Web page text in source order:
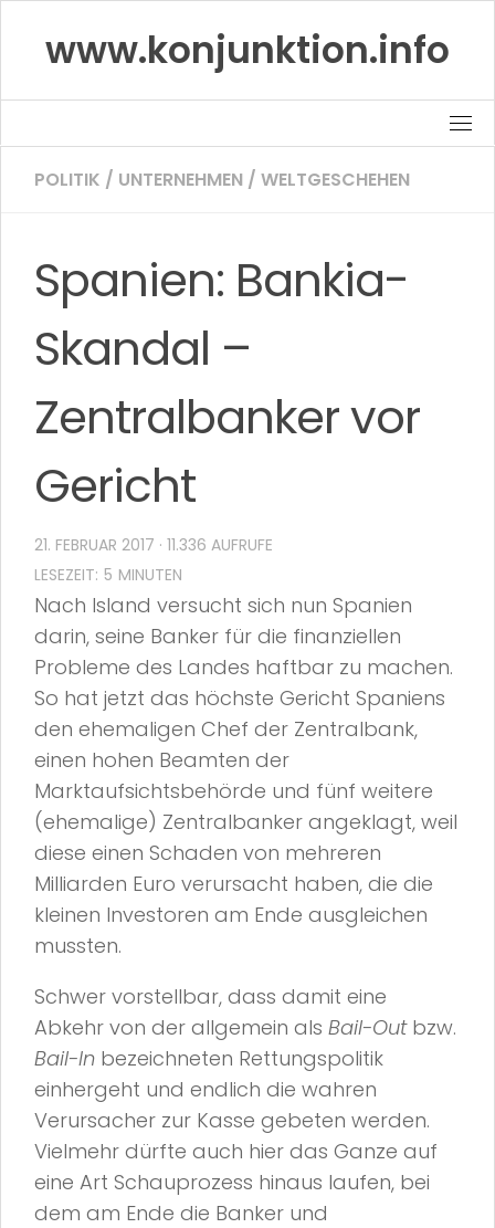
contentwww.konjunktion.info
POLITIK / UNTERNEHMEN / WELTGESCHEHEN
Spanien: Bankia-
Skandal –
Zentralbanker vor
Gericht
21. FEBRUAR 2017 · 11.336 AUFRUFE
Nach Island versucht sich nun Spanien
darin, seine Banker für die finanziellen
Probleme des Landes haftbar zu machen.
So hat jetzt das höchste Gericht Spaniens
den ehemaligen Chef der Zentralbank,
einen hohen Beamten der
Marktaufsichtsbehörde und fünf weitere
(ehemalige) Zentralbanker angeklagt, weil
diese einen Schaden von mehreren
Milliarden Euro verursacht haben, die die
kleinen Investoren am Ende ausgleichen
mussten.
Schwer vorstellbar, dass damit eine
Abkehr von der allgemein als Bail-Outbzw.
Bail-In bezeichneten Rettungspolitik
einhergeht und endlich die wahren
Verursacher zur Kasse gebeten werden.
Vielmehr dürfte auch hier das Ganze auf
eine Art Schauprozess hinaus laufen, bei
dem am Ende die Banker und